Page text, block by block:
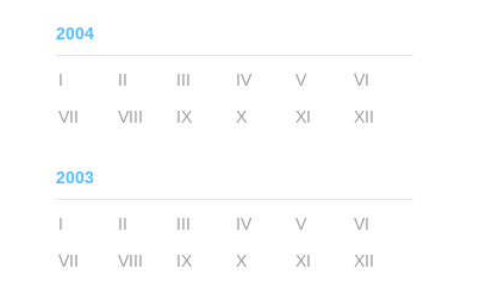
2004
I II III IV V
VI
VII
VIII IX X XI XII
2003
I II III IV V
VI
VII
VIII IX X XI XII